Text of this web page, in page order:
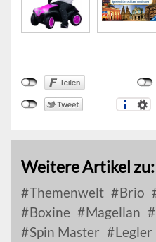
Weitere Artikel zu:
Themenwelt Brio
Boxine
Magellan
Spin Master
Legler